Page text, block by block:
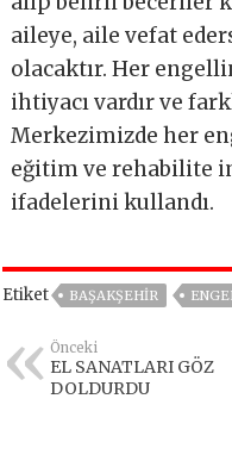
aileye, aile vefat
olacaktır. Her
ihtiyacı vardır ve
Merkezimizde her
eğitim ve rehabilite
ifadelerini kullandı.
Etiket BAŞAKŞEHIR
Önceki
EL SANATLARI GÖZ
DOLDURDU